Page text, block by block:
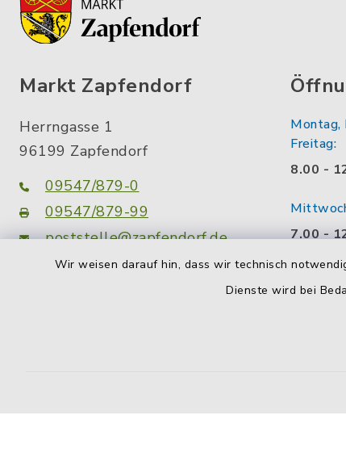
Wir weisen darauf hin, dass wir technisch
Dienste wird bei
Markt Zapfendorf
Herrngasse 1
96199 Zapfendorf
09547/879-0
09547/879-99
poststelle@zapfendorf.de
Montag,
Freitag:
8.00 -
7.00 -
Montag
14.00 -
Wir
Zeiten